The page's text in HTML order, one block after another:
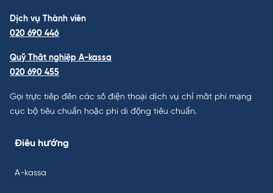
Dịch vụ Thành viên
020 690 446
Quỹ Thất nghiệp A-kassa
020 690 455
Gọi trực tiếp đến các số điện thoại dịch vụ chỉ mất phí mạng
cục bộ tiêu chuẩn hoặc phí di động tiêu chuẩn.
Điều hướng
A-kassa